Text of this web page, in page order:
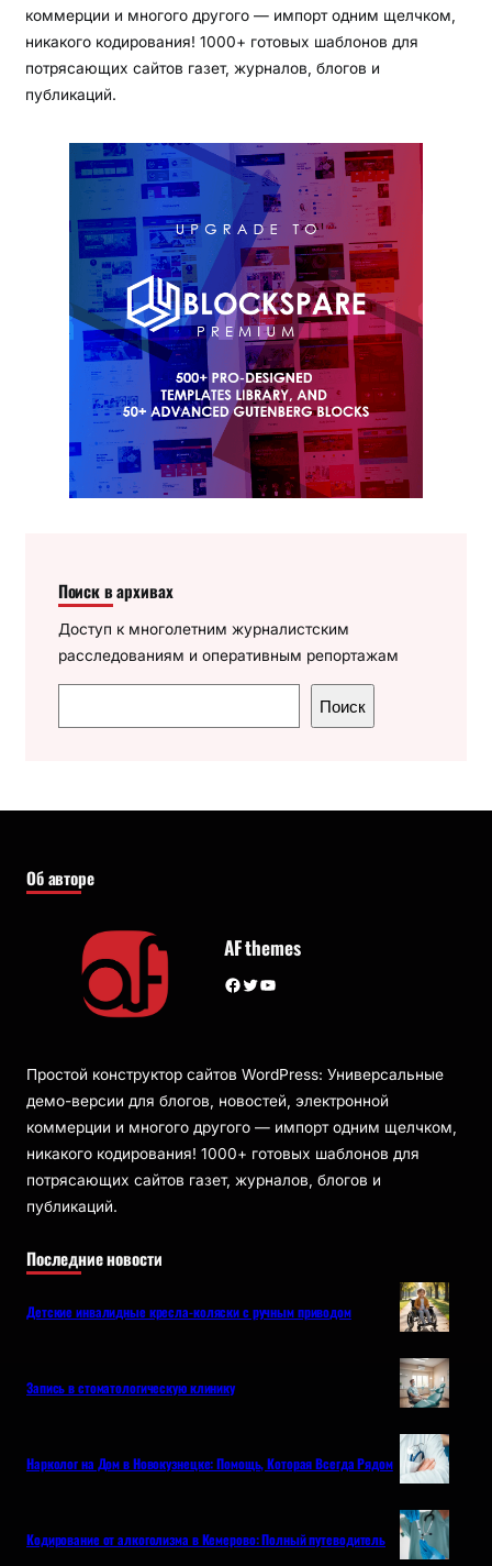
коммерции и многого другого — импорт одним щелчком,
никакого кодирования! 1000+ готовых шаблонов для
потрясающих сайтов газет, журналов, блогов и
публикаций.
Поиск в архивах
Доступ к многолетним журналистским
расследованиям и оперативным репортажам
о
к
Поиск
Об авторе
AF themes
Facebook Twitter YouTube
Простой конструктор сайтов WordPress: Универсальные
демо-версии для блогов, новостей, электронной
коммерции и многого другого — импорт одним щелчком,
никакого кодирования! 1000+ готовых шаблонов для
потрясающих сайтов газет, журналов, блогов и
публикаций.
Последние новости
Детские инвалидные кресла-коляски с ручным приводом
Запись в стоматологическую клинику
Нарколог на Дом в Новокузнецке: Помощь, Которая Всегда Рядом
Кодирование от алкоголизма в Кемерово: Полный путеводитель